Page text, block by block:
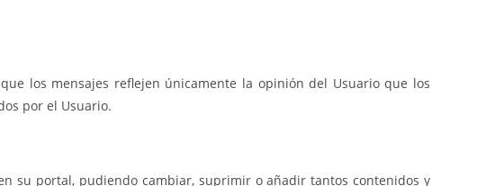
los mensajes reflejen únicamente la opinión del Usuario que los
por el Usuario.
su portal, pudiendo cambiar, suprimir o añadir tantos contenidos y